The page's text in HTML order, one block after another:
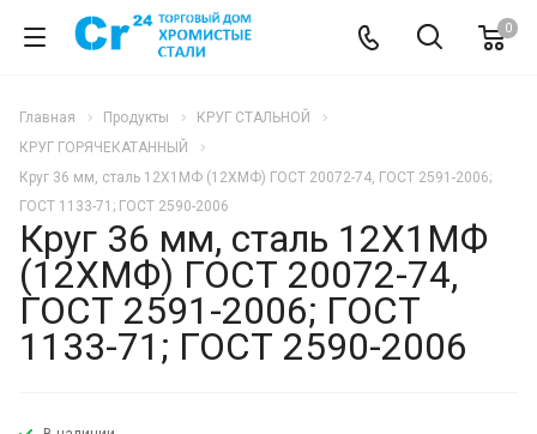
0
Главная Продукты
КРУГ СТАЛЬНОЙ
КРУГ ГОРЯЧЕКАТАННЫЙ
Круг 36 мм, сталь 12Х1МФ (12ХМФ) ГОСТ 20072-74, ГОСТ 2591-2006;
ГОСТ 1133-71; ГОСТ 2590-2006
Круг 36 мм, сталь 12Х1МФ
(12ХМФ) ГОСТ 20072-74,
ГОСТ 2591-2006; ГОСТ
1133-71; ГОСТ 2590-2006